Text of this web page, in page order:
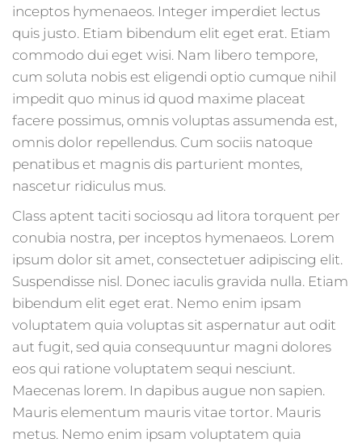
inceptos hymenaeos. Integer imperdiet lectus
quis justo. Etiam bibendum elit eget erat. Etiam
commodo dui eget wisi. Nam libero tempore,
cum soluta nobis est eligendi optio cumque nihil
impedit quo minus id quod maxime placeat
facere possimus, omnis voluptas assumenda est,
omnis dolor repellendus. Cum sociis natoque
penatibus et magnis dis parturient montes,
nascetur ridiculus mus.
Class aptent taciti sociosqu ad litora torquent per
conubia nostra, per inceptos hymenaeos. Lorem
ipsum dolor sit amet, consectetuer adipiscing elit.
Suspendisse nisl. Donec iaculis gravida nulla. Etiam
bibendum elit eget erat. Nemo enim ipsam
voluptatem quia voluptas sit aspernatur aut odit
aut fugit, sed quia consequuntur magni dolores
eos qui ratione voluptatem sequi nesciunt.
Maecenas lorem. In dapibus augue non sapien.
Mauris elementum mauris vitae tortor. Mauris
metus. Nemo enim ipsam voluptatem quia